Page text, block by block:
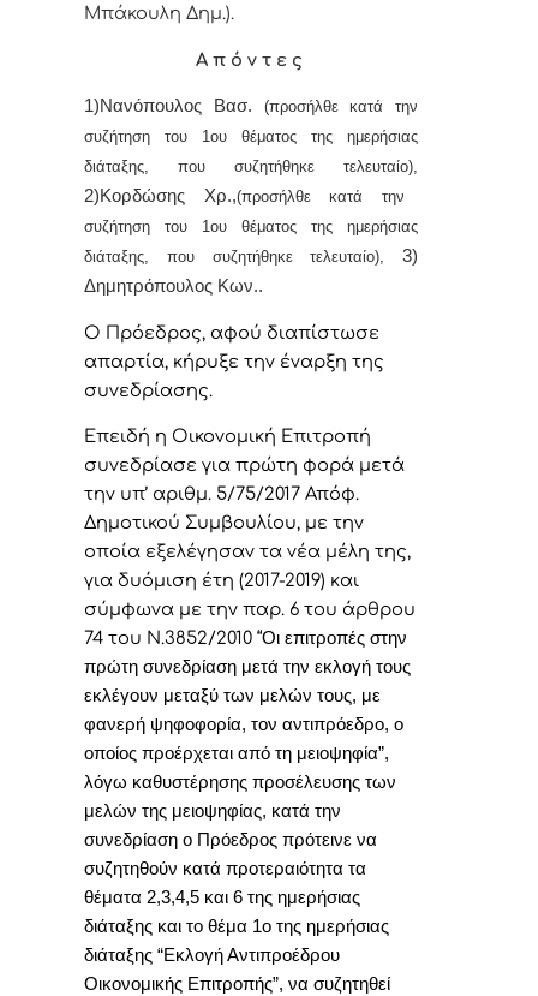
Μπάκουλη Δημ.).
Α π ό ν τ ε ς
1)Νανόπουλος Βασ. (προσήλθε κατά την
συζήτηση του 1ου θέματος της ημερήσιας
διάταξης, που συζητήθηκε τελευταίο),
2)Κορδώσης Χρ.,(προσήλθε κατά την
συζήτηση του 1ου θέματος της ημερήσιας
διάταξης, που συζητήθηκε τελευταίο),
3)
Δημητρόπουλος Κων..
Ο Πρόεδρος, αφού διαπίστωσε
απαρτία, κήρυξε την έναρξη της
συνεδρίασης.
Επειδή η Οικονομική Επιτροπή
συνεδρίασε για πρώτη φορά μετά
την υπ’ αριθμ. 5/75/2017 Απόφ.
Δημοτικού Συμβουλίου, με την
οποία εξελέγησαν τα νέα μέλη της,
για δυόμιση έτη (2017-2019) και
σύμφωνα με την παρ. 6 του άρθρου
74 του Ν.3852/2010 “Οι επιτροπές στην
πρώτη συνεδρίαση μετά την εκλογή τους
εκλέγουν μεταξύ των μελών τους, με
φανερή ψηφοφορία, τον αντιπρόεδρο, ο
οποίος προέρχεται από τη μειοψηφία”,
λόγω καθυστέρησης προσέλευσης των
μελών της μειοψηφίας, κατά την
συνεδρίαση ο Πρόεδρος πρότεινε να
συζητηθούν κατά προτεραιότητα τα
θέματα 2,3,4,5 και 6 της ημερήσιας
διάταξης και το θέμα 1ο της ημερήσιας
διάταξης “Εκλογή Αντιπροέδρου
Οικονομικής Επιτροπής”, να συζητηθεί